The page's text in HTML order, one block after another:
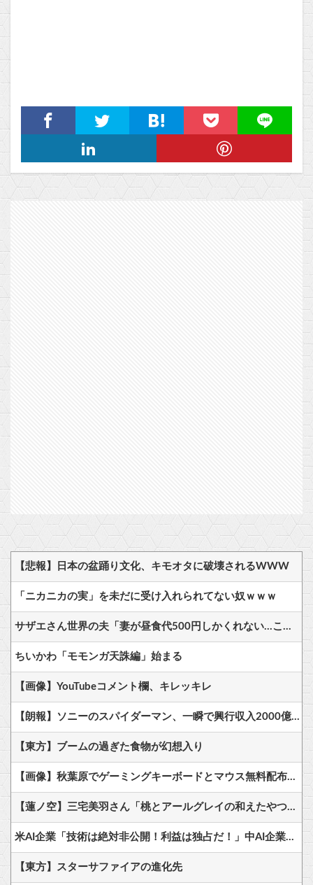
【悲報】日本の盆踊り文化、キモオタに破壊されるWWW
「ニカニカの実」を未だに受け入れられてない奴ｗｗｗ
サザエさん世界の夫「妻が昼食代500円しかくれない…この弁当屋、500円で売っている！その上店員さんも美人だ！毎日行こう！」
ちいかわ「モモンガ天誅編」始まる
【画像】YouTubeコメント欄、キレッキレ
【朗報】ソニーのスパイダーマン、一瞬で興行収入2000億円突破…アニメ漫画が世界一人気とはなんだったのか
【東方】ブームの過ぎた食物が幻想入り
【画像】秋葉原でゲーミングキーボードとマウス無料配布するよ→結果
【蓮ノ空】三宅美羽さん「桃とアールグレイの和えたやつ食べたい」【ラブライブ！】
米AI企業「技術は絶対非公開！利益は独占だ！」中AI企業「人類に公開します、独り占めなんて罰が当たる」←これｗｗ
【東方】スターサファイアの進化先